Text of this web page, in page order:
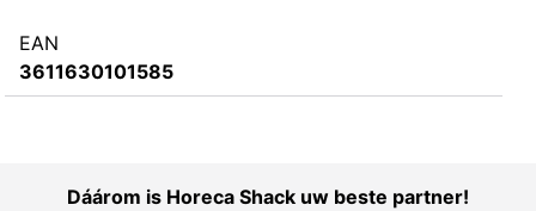
EAN
3611630101585
Dáárom is Horeca Shack uw beste partner!